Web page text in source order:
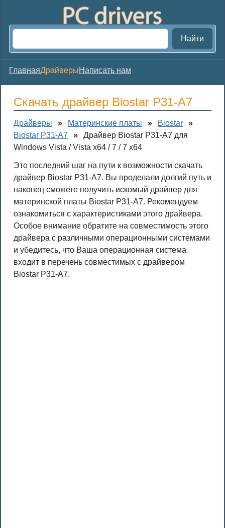
Найти
ГлавнаяДрайверыНаписать нам
Скачать драйвер Biostar P31-A7
Драйверы » Материнские платы » Biostar
»
Biostar P31-A7
»
Драйвер Biostar P31-A7 для
Windows Vista / Vista x64 / 7 / 7 x64
Это последний шаг на пути к возможности скачать
драйвер Biostar P31-A7. Вы проделали долгий путь и
наконец сможете получить искомый драйвер для
материнской платы Biostar P31-A7. Рекомендуем
ознакомиться с характеристиками этого драйвера.
Особое внимание обратите на совместимость этого
драйвера с различными операционными системами
и убедитесь, что Ваша операционная система
входит в перечень совместимых с драйвером
Biostar P31-A7.